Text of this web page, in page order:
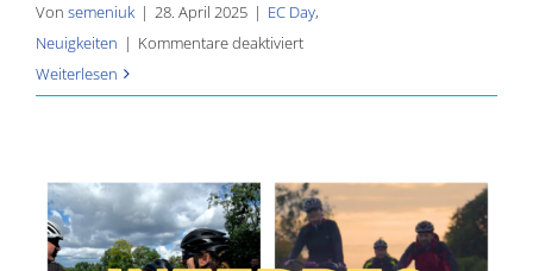
Von semeniuk | 28. April 2025 | EC Day,
Neuigkeiten | Kommentare deaktiviertfür
Cooperation
–
35
Jahre
Weiterlesen